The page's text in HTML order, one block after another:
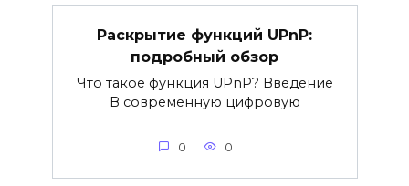
Раскрытие функций UPnP:
подробный обзор
Что такое функция UPnP? Введение
В современную цифровую
0 0